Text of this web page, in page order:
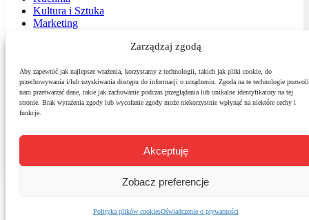
Zarządzaj zgodą
Aby zapewnić jak najlepsze wrażenia, korzystamy z technologii, takich jak pliki cookie, do
przechowywania i/lub uzyskiwania dostępu do informacji o urządzeniu. Zgoda na te technologie pozwoli
nam przetwarzać dane, takie jak zachowanie podczas przeglądania lub unikalne identyfikatory na tej
stronie. Brak wyrażenia zgody lub wycofanie zgody może niekorzystnie wpłynąć na niektóre cechy i
funkcje.
Akceptuję
Zobacz preferencje
Polityka plików cookiesOświadczenie o prywatności
Kultura i Sztuka
Marketing
Podróże
Polityka
Sport
Środowisko
Technologie